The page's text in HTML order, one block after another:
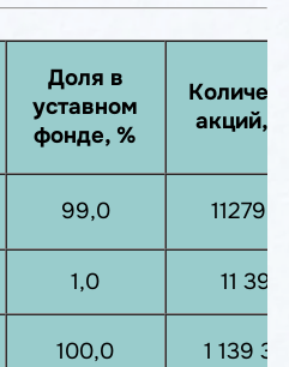
Доля в
уставном
фонде, %
акций,
99,0
1,0 11 393
100,0 1 139